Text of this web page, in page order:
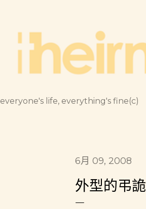
everyone's life, everything's fine(c)
6月 09, 2008
外型的弔詭